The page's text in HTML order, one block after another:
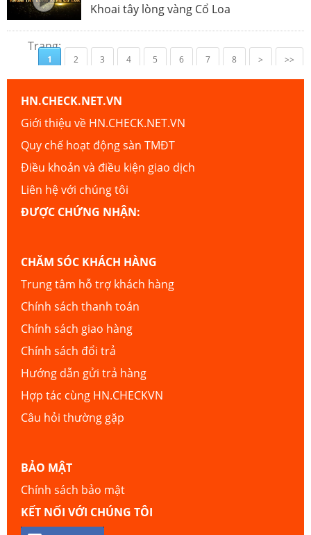
Khoai tây lòng vàng Cổ Loa
Trang:
1 2 3 4 5 6 7 8 > >>
HN.CHECK.NET.VN
Giới thiệu về HN.CHECK.NET.VN
Quy chế hoạt động sàn TMĐT
Điều khoản và điều kiện giao dịch
Liên hệ với chúng tôi
ĐƯỢC CHỨNG NHẬN:
CHĂM SÓC KHÁCH HÀNG
Trung tâm hỗ trợ khách hàng
Chính sách thanh toán
Chính sách giao hàng
Chính sách đổi trả
Hướng dẫn gửi trả hàng
Hợp tác cùng HN.CHECKVN
Câu hỏi thường gặp
BẢO MẬT
Chính sách bảo mật
KẾT NỐI VỚI CHÚNG TÔI